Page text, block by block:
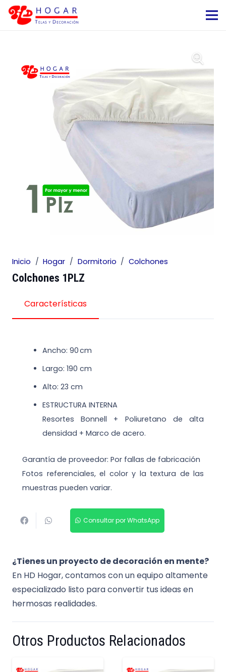
Inicio / Hogar / Dormitorio / Colchones
Colchones 1PLZ
Características
Ancho: 90 cm
Largo: 190 cm
Alto: 23 cm
ESTRUCTURA INTERNA
Resortes Bonnell + Poliuretano de alta
densidad + Marco de acero.
Garantía de proveedor: Por fallas de fabricación
Fotos referenciales, el color y la textura de las
muestras pueden variar.
Consultar por WhatsApp
¿Tienes un proyecto de decoración en mente?
En HD Hogar, contamos con un equipo altamente
especializado listo para convertir tus ideas en
hermosas realidades.
Otros Productos Relacionados